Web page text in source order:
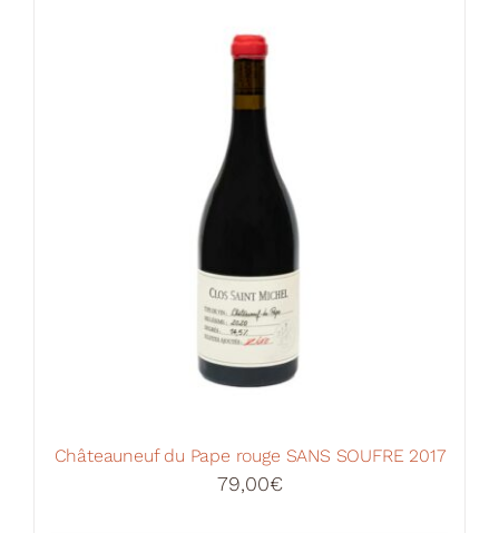
Châteauneuf du Pape rouge SANS SOUFRE 2017
79,00€